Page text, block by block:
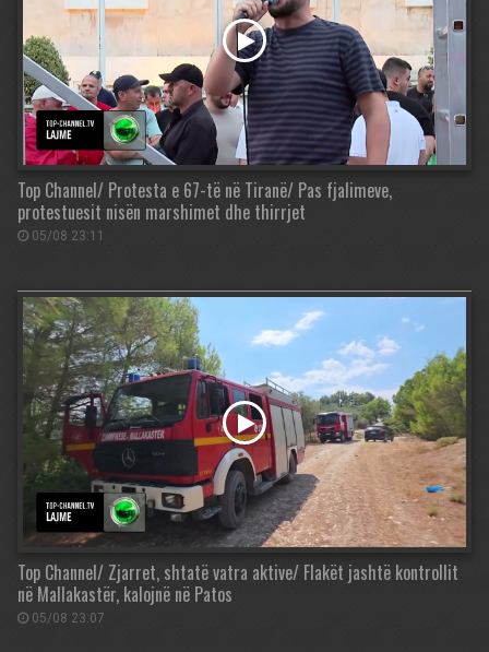
Top Channel/ Protesta e 67-të në Tiranë/ Pas fjalimeve,
protestuesit nisën marshimet dhe thirrjet
05/08 23:11
Top Channel/ Zjarret, shtatë vatra aktive/ Flakët jashtë kontrollit
në Mallakastër, kalojnë në Patos
05/08 23:07